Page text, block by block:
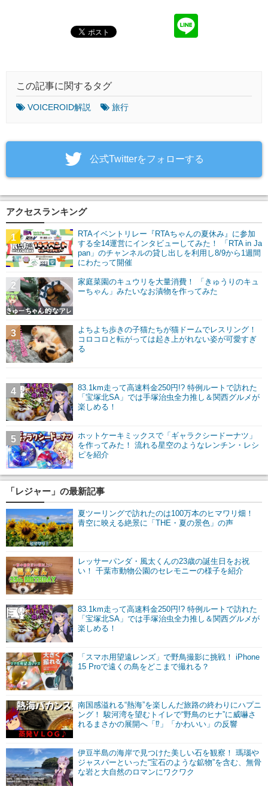
この記事に関するタグ
VOICEROID解説 旅行
‎公式Twitterをフォローする
アクセスランキング
RTAイベントリレー『RTAちゃんの夏休み』に参加
する全14運営にインタビューしてみた！ 「RTA in Ja
pan」のチャンネルの貸し出しを利用し8/9から1週間
にわたって開催
1
家庭菜園のキュウリを大量消費！ 「きゅうりのキュ
ーちゃん」みたいなお漬物を作ってみた
2
よちよち歩きの子猫たちが猫ドームでレスリング！
コロコロと転がっては起き上がれない姿が可愛すぎ
る
3
83.1km走って高速料金250円!? 特例ルートで訪れた
「宝塚北SA」では手塚治虫全力推し＆関西グルメが
楽しめる！
4
ホットケーキミックスで「ギャラクシードーナツ」
を作ってみた！ 流れる星空のようなレンチン・レシ
ピを紹介
5
「レジャー」の最新記事
夏ツーリングで訪れたのは100万本のヒマワリ畑！
青空に映える絶景に「THE・夏の景色」の声
レッサーパンダ・風太くんの23歳の誕生日をお祝
い！ 千葉市動物公園のセレモニーの様子を紹介
83.1km走って高速料金250円!? 特例ルートで訪れた
「宝塚北SA」では手塚治虫全力推し＆関西グルメが
楽しめる！
「スマホ用望遠レンズ」で野鳥撮影に挑戦！ iPhone
15 Proで遠くの鳥をどこまで撮れる？
南国感溢れる“熱海”を楽しんだ旅路の終わりにハプニ
ング！ 駿河湾を望むトイレで“野鳥のヒナ”に威嚇さ
れるまさかの展開へ「⁉」「かわいい」の反響
伊豆半島の海岸で見つけた美しい石を観察！ 瑪瑙や
ジャスパーといった“宝石のような鉱物”を含む、無骨
な岩と大自然のロマンにワクワク